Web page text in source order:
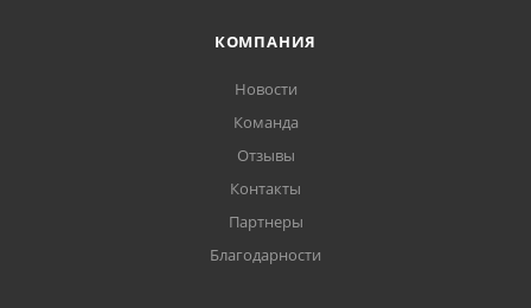
КОМПАНИЯ
Новости
Команда
Отзывы
Контакты
Партнеры
Благодарности